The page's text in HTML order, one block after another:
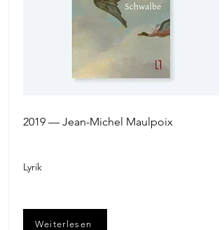
2019 — Jean-Michel Maulpoix
Lyrik
Weiterlesen